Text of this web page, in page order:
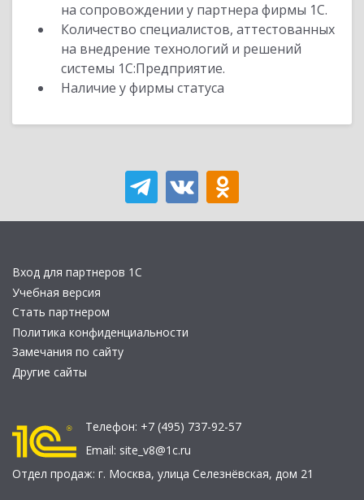
на сопровождении у партнера фирмы 1С.
Количество специалистов, аттестованных
на внедрение технологий и решений
системы 1С:Предприятие.
Наличие у фирмы статуса
Вход для партнеров 1С
Учебная версия
Стать партнером
Политика конфиденциальности
Замечания по сайту
Другие сайты
Телефон: +7 (495) 737-92-57
Email: site_v8@1c.ru
Отдел продаж: г. Москва, улица Селезнёвская, дом 21